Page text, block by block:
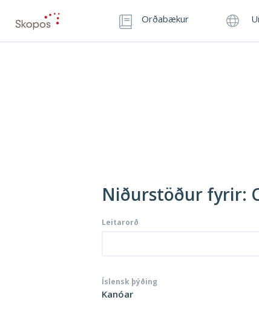
Orðabækur
Niðurstöður fyrir:
Leitarorð
Íslensk þýðing
Kanóar